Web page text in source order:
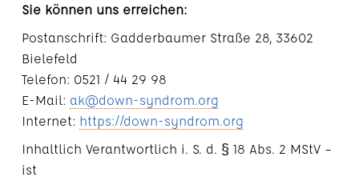
Sie können uns erreichen:
Postanschrift: Gadderbaumer Straße 28, 33602
Bielefeld
Telefon: 0521 / 44 29 98
E-Mail: ak@down-syndrom.org
Internet: https://down-syndrom.org
Inhaltlich Verantwortlich i. S. d. § 18 Abs. 2 MStV –
ist